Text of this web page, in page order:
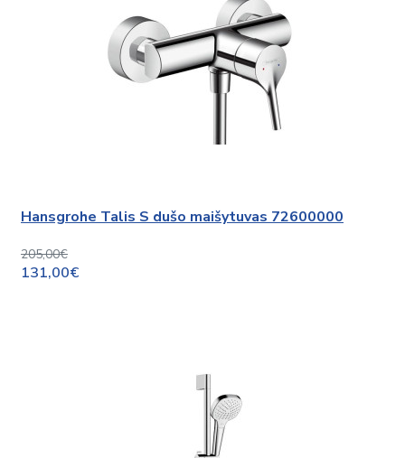
Hansgrohe Talis S dušo maišytuvas 72600000
205,00€
131,00€